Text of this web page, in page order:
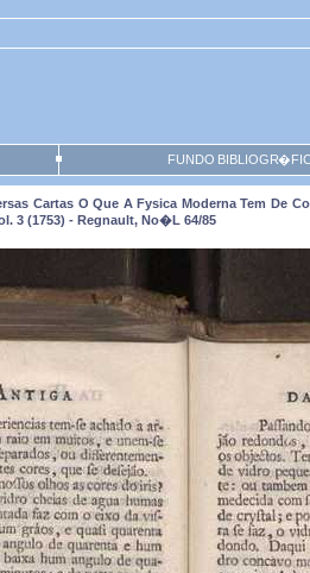
FUNDO
Cartas O Que A Fysica Moderna Tem
3 (1753) - Regnault, No�l 64/85